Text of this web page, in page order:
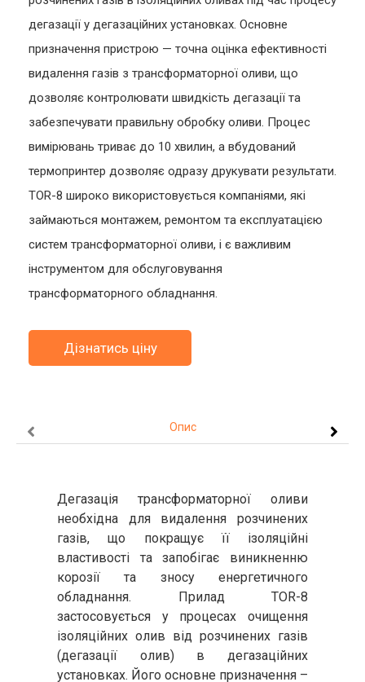
дегазації у дегазаційних установках. Основне
призначення пристрою — точна оцінка ефективності
видалення газів з трансформаторної оливи, що
дозволяє контролювати швидкість дегазації та
забезпечувати правильну обробку оливи. Процес
вимірювань триває до 10 хвилин, а вбудований
термопринтер дозволяє одразу друкувати результати.
TOR-8 широко використовується компаніями, які
займаються монтажем, ремонтом та експлуатацією
систем трансформаторної оливи, і є важливим
інструментом для обслуговування
трансформаторного обладнання.
Дізнатись ціну
Опис
Дегазація трансформаторної оливи
необхідна для видалення розчинених
газів, що покращує її ізоляційні
властивості та запобігає виникненню
корозії та зносу енергетичного
обладнання. Прилад TOR-8
застосовується у процесах очищення
ізоляційних олив від розчинених газів
(дегазації олив) в дегазаційних
установках. Його основне призначення –